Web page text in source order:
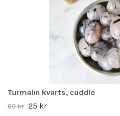
Turmalin kvarts, cuddle
60 kr 25 kr